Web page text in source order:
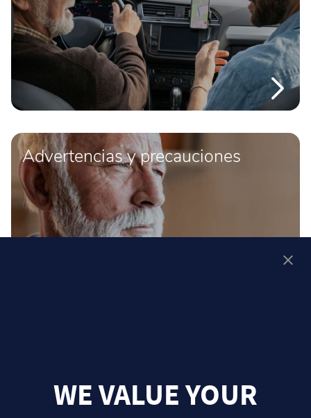
Advertencias y precauciones
WE VALUE YOUR